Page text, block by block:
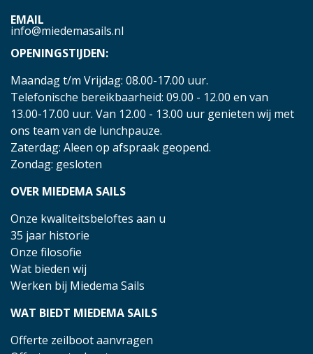
EMAIL
info@miedemasails.nl
OPENINGSTIJDEN:
Maandag t/m Vrijdag: 08.00-17.00 uur.
Telefonische bereikbaarheid: 09.00 - 12.00 en van
13.00-17.00 uur. Van 12.00 - 13.00 uur genieten wij met
ons team van de lunchpauze.
Zaterdag: Aleen op afspraak geopend.
Zondag: gesloten
OVER MIEDEMA SAILS
Onze kwaliteitsbeloftes aan u
35 jaar historie
Onze filosofie
Wat bieden wij
Werken bij Miedema Sails
WAT BIEDT MIEDEMA SAILS
Offerte zeilboot aanvragen